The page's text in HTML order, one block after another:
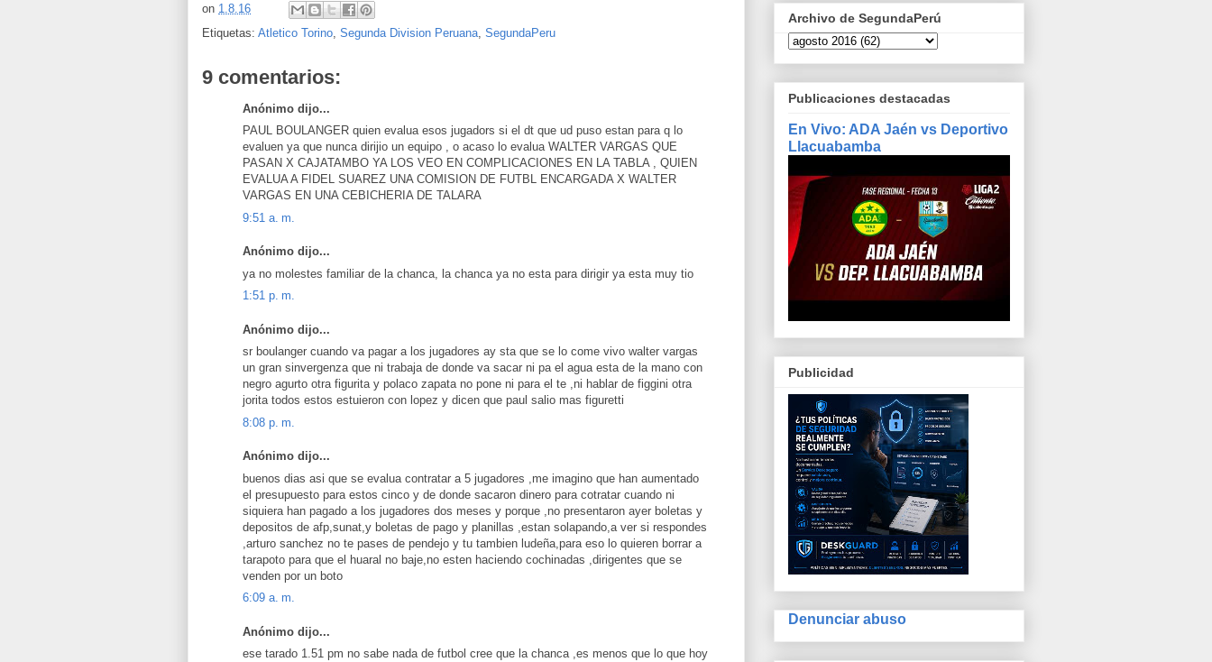
on 1.8.16
Etiquetas: Atletico Torino Segunda Division Peruana SegundaPeru
9 comentarios:
Anónimo dijo...
PAUL BOULANGER quien evalua esos jugadors si el dt que ud puso estan para q lo
evaluen ya que nunca dirijio un equipo , o acaso lo evalua WALTER VARGAS QUE
PASAN X CAJATAMBO YA LOS VEO EN COMPLICACIONES EN LA TABLA , QUIEN
EVALUA A FIDEL SUAREZ UNA COMISION DE FUTBL ENCARGADA X WALTER
VARGAS EN UNA CEBICHERIA DE TALARA
9:51 a. m.
Anónimo dijo...
ya no molestes familiar de la chanca, la chanca ya no esta para dirigir ya esta muy tio
1:51 p. m.
Anónimo dijo...
sr boulanger cuando va pagar a los jugadores ay sta que se lo come vivo walter vargas
un gran sinvergenza que ni trabaja de donde va sacar ni pa el agua esta de la mano con
negro agurto otra figurita y polaco zapata no pone ni para el te ,ni hablar de figgini otra
jorita todos estos estuieron con lopez y dicen que paul salio mas figuretti
8:08 p. m.
Anónimo dijo...
buenos dias asi que se evalua contratar a 5 jugadores ,me imagino que han aumentado
el presupuesto para estos cinco y de donde sacaron dinero para cotratar cuando ni
siquiera han pagado a los jugadores dos meses y porque ,no presentaron ayer boletas y
depositos de afp,sunat,y boletas de pago y planillas ,estan solapando,a ver si respondes
,arturo sanchez no te pases de pendejo y tu tambien ludeña,para eso lo quieren borrar a
tarapoto para que el huaral no baje,no esten haciendo cochinadas ,dirigentes que se
venden por un boto
6:09 a. m.
Anónimo dijo...
ese tarado 1.51 pm no sabe nada de futbol cree que la chanca ,es menos que lo que hoy
Archivo de SegundaPerú
Publicaciones destacadas
En Vivo: ADA Jaén vs Deportivo
Llacuabamba
Publicidad
Denunciar abuso